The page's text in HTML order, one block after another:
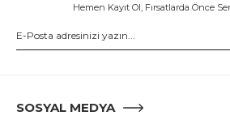
Hemen Kayıt Ol, Fırsatlarda Önce
SOSYAL MEDYA